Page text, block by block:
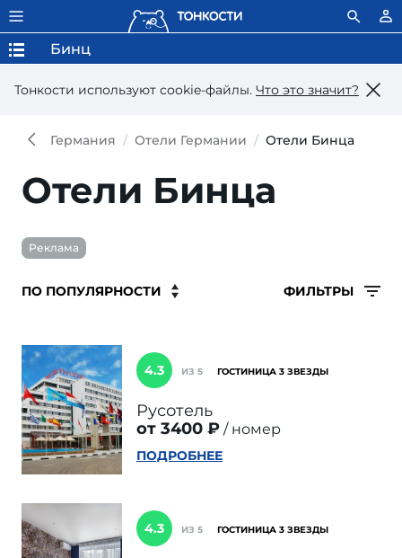
Тонкости используют сookie-файлы. Что это значит?
Бинц
Германия Отели Германии Отели Бинца
Отели Бинца
Реклама
ФИЛЬТРЫ
4.3 ИЗ 5 ГОСТИНИЦА 3 ЗВЕЗДЫ
Русотель
от 3400 ₽
номер
ПОДРОБНЕЕ
4.3 ИЗ 5 ГОСТИНИЦА 3 ЗВЕЗДЫ